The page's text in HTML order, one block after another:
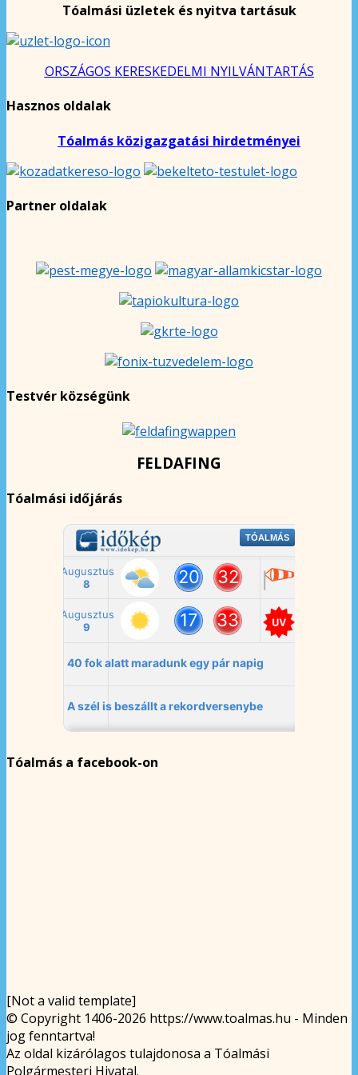
Tóalmási üzletek és nyitva tartásuk
ORSZÁGOS KERESKEDELMI NYILVÁNTARTÁS
Hasznos oldalak
Tóalmás közigazgatási hirdetményei
Partner oldalak
Testvér községünk
FELDAFING
Tóalmási időjárás
Tóalmás a facebook-on
[Not a valid template]
© Copyright 1406-2026 https://www.toalmas.hu - Minden
jog fenntartva!
Az oldal kizárólagos tulajdonosa a Tóalmási
Polgármesteri Hivatal.